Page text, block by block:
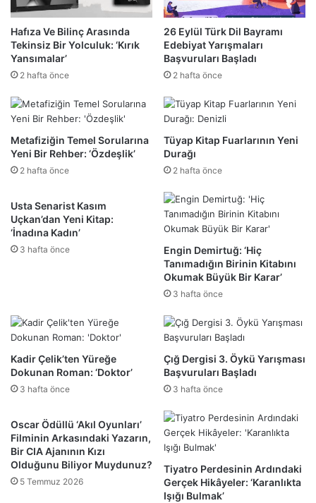
Hafıza Ve Bilinç Arasında
Tekinsiz Bir Yolculuk: ‘Kırık
Yansımalar’
2 hafta önce
26 Eylül Türk Dil Bayramı
Edebiyat Yarışmaları
Başvuruları Başladı
2 hafta önce
Metafiziğin Temel Sorularına
Yeni Bir Rehber: ‘Özdeşlik’
2 hafta önce
Tüyap Kitap Fuarlarının Yeni
Durağı
2 hafta önce
Usta Senarist Kasım
Uçkan’dan Yeni Kitap:
‘İnadına Kadın’
3 hafta önce
Engin Demirtuğ: ‘Hiç
Tanımadığın Birinin Kitabını
Okumak Büyük Bir Karar’
3 hafta önce
Kadir Çelik’ten Yüreğe
Dokunan Roman: ‘Doktor’
3 hafta önce
Çığ Dergisi 3. Öykü Yarışması
Başvuruları Başladı
3 hafta önce
Oscar Ödüllü ‘Akıl Oyunları’
Filminin Arkasındaki Yazarın,
Bir CIA Ajanının Kızı
Olduğunu Biliyor Muydunuz?
5 Temmuz 2026
Tiyatro Perdesinin Ardındaki
Gerçek Hikâyeler: ‘Karanlıkta
Işığı Bulmak’